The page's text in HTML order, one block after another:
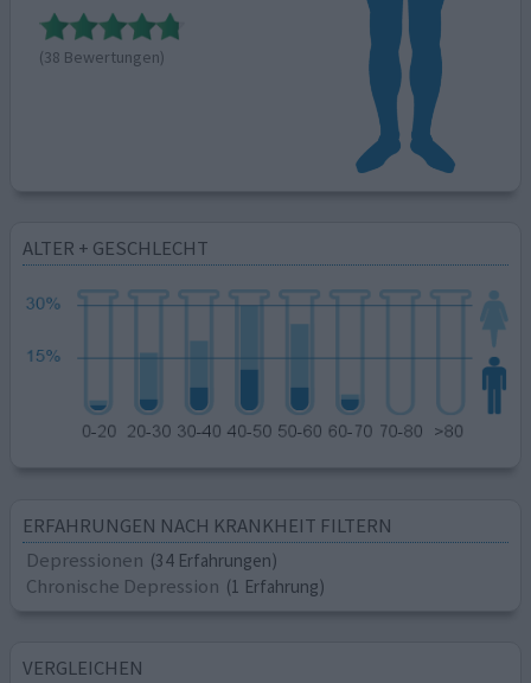
(38 Bewertungen)
ALTER + GESCHLECHT
ERFAHRUNGEN NACH KRANKHEIT FILTERN
Depressionen (34 Erfahrungen)
Chronische Depression (1 Erfahrung)
VERGLEICHEN